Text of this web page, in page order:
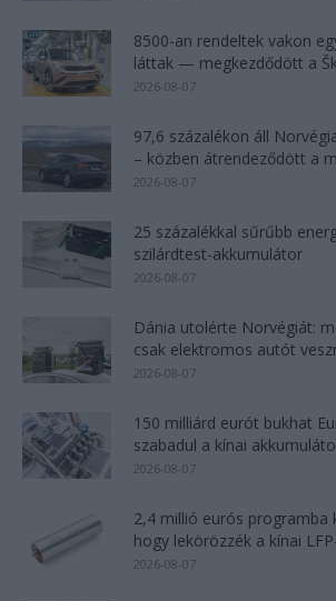
8500-an rendeltek vakon
láttak — megkezdődött a
2026-08-07
97,6 százalékon áll
– közben átrendeződött a
2026-08-07
25 százalékkal sűrűbb
szilárdtest-akkumulátor
2026-08-07
Dánia utolérte Norvégiát:
csak elektromos autót
2026-08-07
150 milliárd eurót bukhat
szabadul a kínai
2026-08-07
2,4 millió eurós programba
hogy lekörözzék a kínai
2026-08-07